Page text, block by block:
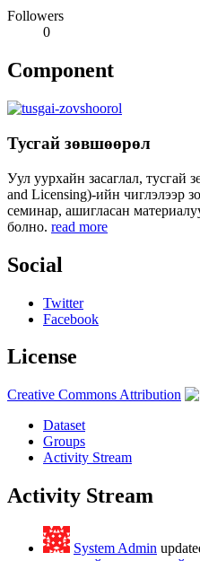
Followers
0
Component
Тусгай зөвшөөрөл
Уул уурхайн засаглал, тусгай
and Licensing)-ийн чиглэлээр
семинар, ашигласан
болно. read more
Social
Twitter
Facebook
License
Creative Commons Attribution
Dataset
Groups
Activity Stream
Activity Stream
System Admin